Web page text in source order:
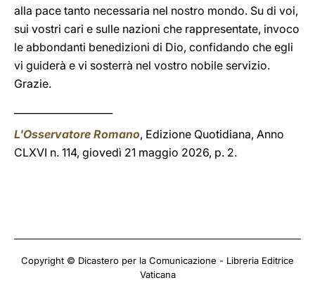
alla pace tanto necessaria nel nostro mondo. Su di voi,
sui vostri cari e sulle nazioni che rappresentate, invoco
le abbondanti benedizioni di Dio, confidando che egli
vi guiderà e vi sosterrà nel vostro nobile servizio.
Grazie.
L'Osservatore Romano, Edizione Quotidiana, Anno
CLXVI n. 114, giovedì 21 maggio 2026, p. 2.
Copyright © Dicastero per la Comunicazione - Libreria Editrice
Vaticana